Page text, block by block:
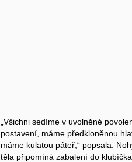
„Všichni sedíme v uvolněné
postavení, máme předkloněnou
máme kulatou páteř,“ popsala.
těla připomíná zabalení do